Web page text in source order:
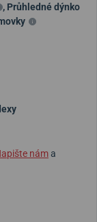
, Průhledné dýnko
náma